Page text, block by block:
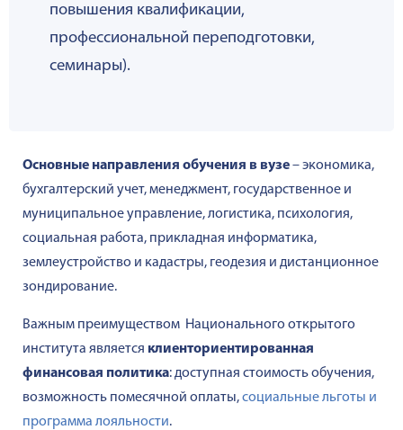
повышения квалификации,
профессиональной переподготовки,
семинары).
Основные направления обучения в вузе– экономика,
бухгалтерский учет, менеджмент, государственное и
муниципальное управление, логистика, психология,
социальная работа, прикладная информатика,
землеустройство и кадастры, геодезия и дистанционное
зондирование.
Важным преимуществом Национального открытого
института является клиенториентированная
финансовая политика: доступная стоимость обучения,
возможность помесячной оплаты,социальные льготы и
программа лояльности.